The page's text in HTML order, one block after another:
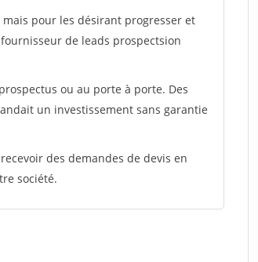
pour les désirant progresser et
de leads prospectsion
ou au porte à porte. Des
un investissement sans garantie
des demandes de devis en
société.